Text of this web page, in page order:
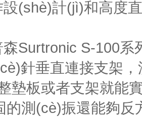
(shè)計(jì)和高度
S-100系列
針垂直連接支架，
墊板或者支架就能
固的測(cè)振還能夠反